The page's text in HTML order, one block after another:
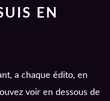
EN
a chaque édito, en
voir en dessous de